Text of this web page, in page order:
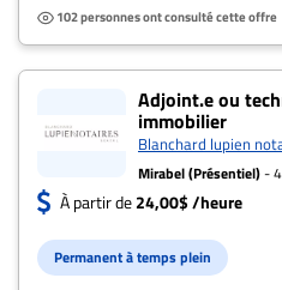
102 personnes ont consulté cette offre
Adjoint.e ou
immobilier
Blanchard lupien
Mirabel (Présentiel)-
À partir de24,00$ /heure
Permanent à temps plein